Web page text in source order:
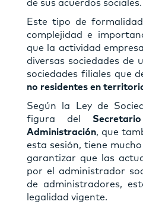
de sus acuerdos sociales.
Este tipo de
complejidad e
que la actividad
diversas sociedades de
sociedades filiales que
no residentes en
Según la Ley de
figura del
Administración, que
esta sesión, tiene
garantizar que las
por el administrador
de administradores,
legalidad vigente.